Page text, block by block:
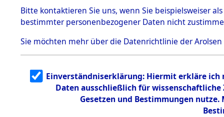
5.3.1 Alliierte
Erhebungen
zu
Todesmärsch
en
5.3.2
g
5.3.3
Todesmärsch
Bitte kontaktieren Sie uns, wenn Sie beispielsweiser
bestimmter personenbezogener Daten nicht
Sie möchten mehr über die Datenrichtlinie der Arolsen
Einverständniserklärung: Hiermit erkläre ich
Daten ausschließlich für
Gesetzen und Bestimmungen